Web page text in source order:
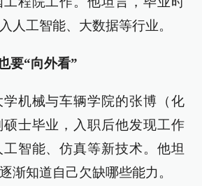
人工智能、大数据等行业。
要“向外看”
机械与车辆学院的张博（化
士毕业，入职后他发现工作
智能、仿真等新技术。他坦
渐知道自己欠缺哪些能力。